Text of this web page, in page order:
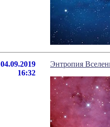
04.09.2019
16:32
Энтропия